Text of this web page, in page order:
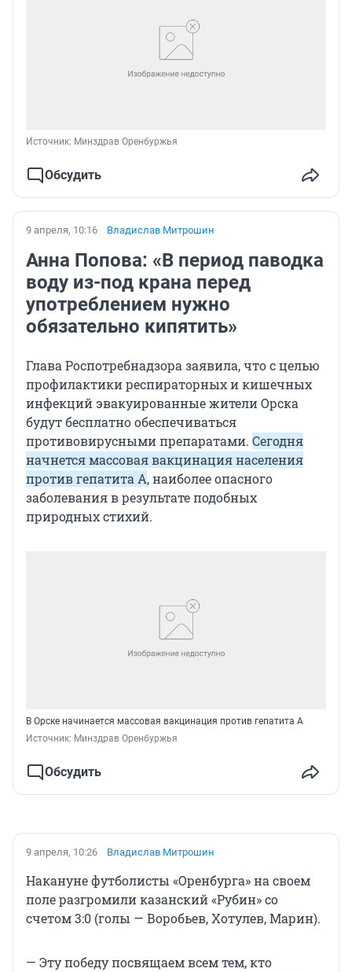
Источник: Минздрав Оренбуржья
Обсудить
9 апреля, 10:16 Владислав Митрошин
Анна Попова: «В период паводка
воду из-под крана перед
употреблением нужно
обязательно кипятить»
Глава Роспотребнадзора заявила, что с целью
профилактики респираторных и кишечных
инфекций эвакуированные жители Орска
будут бесплатно обеспечиваться
противовирусными препаратами. Сегодня
начнется массовая вакцинация населения
против гепатита А, наиболее опасного
заболевания в результате подобных
природных стихий.
В Орске начинается массовая вакцинация против гепатита А
Источник: Минздрав Оренбуржья
Обсудить
9 апреля, 10:26 Владислав Митрошин
Накануне футболисты «Оренбурга» на своем
поле разгромили казанский «Рубин» со
счетом 3:0 (голы — Воробьев, Хотулев, Марин).
— Эту победу посвящаем всем тем, кто